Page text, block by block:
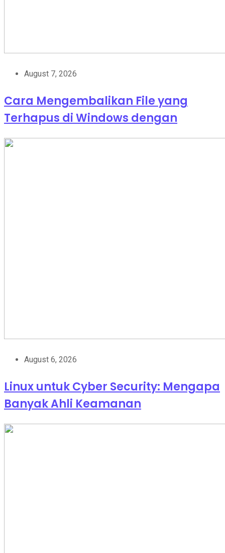
August 7, 2026
Cara Mengembalikan File yang
Terhapus di Windows dengan
August 6, 2026
Linux untuk Cyber Security: Mengapa
Banyak Ahli Keamanan